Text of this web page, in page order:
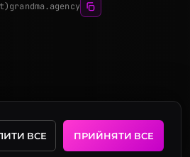
НАЛАШТУВАННЯ COOKIE
ВСЕ ПРИЙНЯТИ ВСЕ